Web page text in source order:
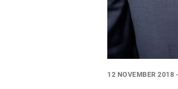
12 NOVEMBER 2018